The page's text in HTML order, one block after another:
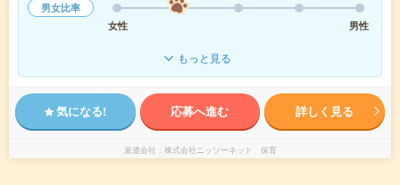
男女比率
女性
男性
もっと見る
気になる! 応募へ進む 詳しく見る
派遣会社 株式会社ニッソーネット 保育